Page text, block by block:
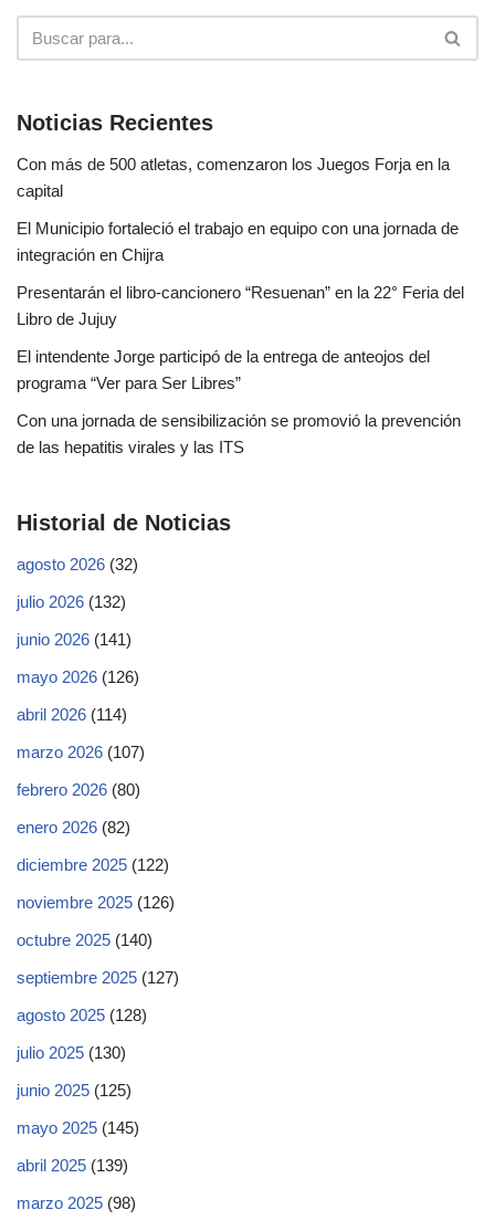
Noticias Recientes
Con más de 500 atletas, comenzaron los Juegos Forja en la
capital
El Municipio fortaleció el trabajo en equipo con una jornada de
integración en Chijra
Presentarán el libro-cancionero “Resuenan” en la 22° Feria del
Libro de Jujuy
El intendente Jorge participó de la entrega de anteojos del
programa “Ver para Ser Libres”
Con una jornada de sensibilización se promovió la prevención
de las hepatitis virales y las ITS
Historial de Noticias
agosto 2026 (32)
julio 2026 (132)
junio 2026 (141)
mayo 2026 (126)
abril 2026 (114)
marzo 2026 (107)
febrero 2026 (80)
enero 2026 (82)
diciembre 2025 (122)
noviembre 2025 (126)
octubre 2025 (140)
septiembre 2025 (127)
agosto 2025 (128)
julio 2025 (130)
junio 2025 (125)
mayo 2025 (145)
abril 2025 (139)
marzo 2025 (98)